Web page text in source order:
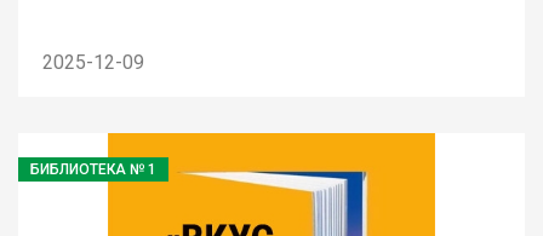
2025-12-09
БИБЛИОТЕКА № 1